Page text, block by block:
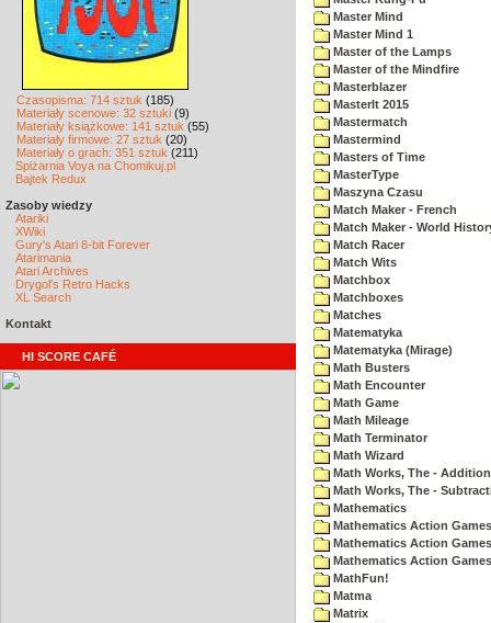
Czasopisma: 714 sztuk (185)
Materiały scenowe: 32 sztuki (9)
Materiały książkowe: 141 sztuk (55)
Materiały firmowe: 27 sztuk (20)
Materiały o grach: 351 sztuk (211)
Spiżarnia Voya na Chomikuj.pl
Bajtek Redux
Zasoby wiedzy
Atariki
XWiki
Gury's Atari 8-bit Forever
Atarimania
Atari Archives
Drygol's Retro Hacks
XL Search
Kontakt
HI SCORE CAFÉ
Master Mind
Master Mind 1
Master of the Lamps
Master of the Mindfire
Masterblazer
MasterIt 2015
Mastermatch
Mastermind
Masters of Time
MasterType
Maszyna Czasu
Match Maker - French
Match Maker - World
Match Racer
Match Wits
Matchbox
Matchboxes
Matches
Matematyka
Matematyka (Mirage)
Math Busters
Math Encounter
Math Game
Math Mileage
Math Terminator
Math Wizard
Math Works, The - Addition
Math Works, The -
Mathematics
Mathematics Action
Mathematics Action
Mathematics Action
MathFun!
Matma
Matrix